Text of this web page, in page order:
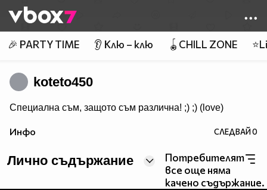
👾
🎉 PARTY TIME 👂 Клю – клю 🪀CHILL ZONE
koteto450
Специална съм, защото съм различна! ;) ;) (love)
Инфо СЛЕДВАЙ0
Лично съдържание
Потребителят
все още няма
качено съдържание.